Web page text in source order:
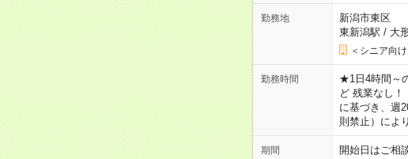
勤務地
新潟市東区
東新潟駅 / 大
＜シニア向
勤務時間
★1日4時間～
ど 残業なし
に基づき、週
則禁止）によ
期間 開始日はご